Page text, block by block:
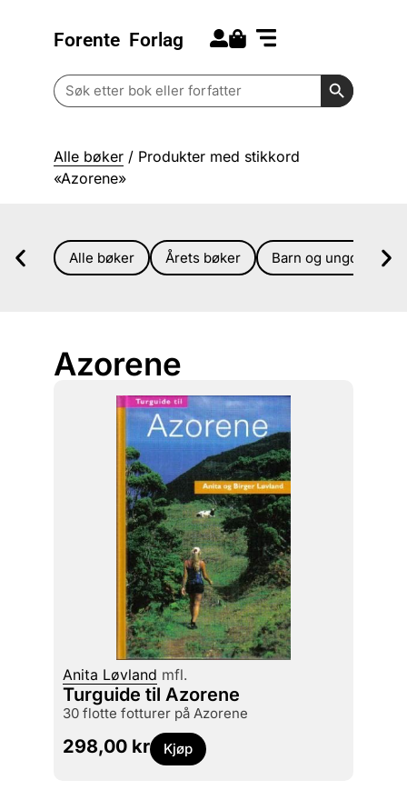
Forente Forlag
Search
for:
Search
Alle bøker / Produkter med stikkord
«Azorene»
Alle bøker Årets bøker Barn og ungdom
Azorene
Anita Løvland mfl.
Turguide til Azorene
30 flotte fotturer på Azorene
298,00 kr Kjøp